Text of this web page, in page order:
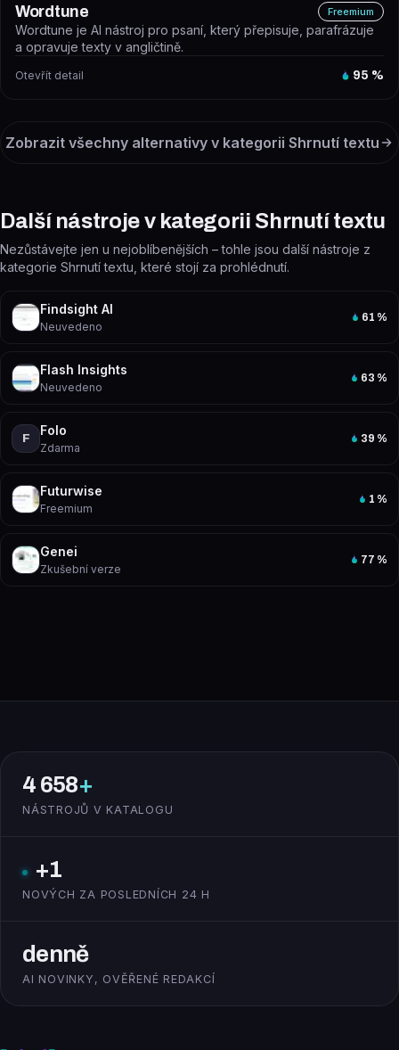
Wordtune Freemium
Wordtune je AI nástroj pro psaní, který přepisuje, parafrázuje
a opravuje texty v angličtině.
Otevřít detail 95 %
Zobrazit všechny alternativy v kategorii Shrnutí textu
Další nástroje v kategorii Shrnutí textu
Nezůstávejte jen u nejoblíbenějších – tohle jsou další nástroje z
kategorie Shrnutí textu, které stojí za prohlédnutí.
Findsight AI
Neuvedeno
61 %
Flash Insights
Neuvedeno
63 %
F
Folo
Zdarma
39 %
Futurwise
Freemium
1 %
Genei
Zkušební verze
77 %
4 658+
NÁSTROJŮ V KATALOGU
+1
NOVÝCH ZA POSLEDNÍCH 24 H
denně
AI NOVINKY, OVĚŘENÉ REDAKCÍ